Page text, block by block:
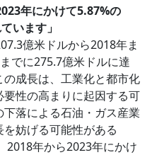
年にかけて5.87%の
います」
億米ドルから2018年ま
でに275.7億米ドルに達
成長は、工業化と都市化
性の高まりに起因する可
落による石油・ガス産業
妨げる可能性がある
2018年から2023年にかけ